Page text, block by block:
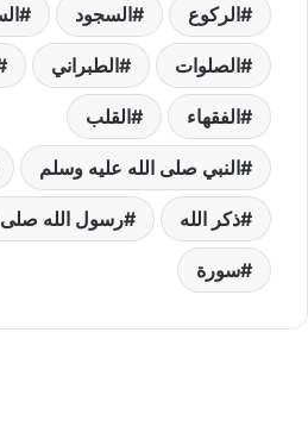
الركوع السجود
الصلوات الطبراني
الفقهاء القلب
النبي صلى الله عليه وسلم
ذكر الله رسول الله صلى
سورة